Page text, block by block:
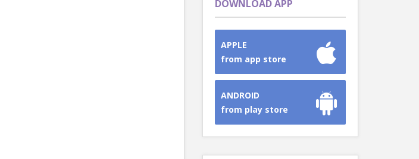
DOWNLOAD APP
APPLE
from app store
ANDROID
from play store